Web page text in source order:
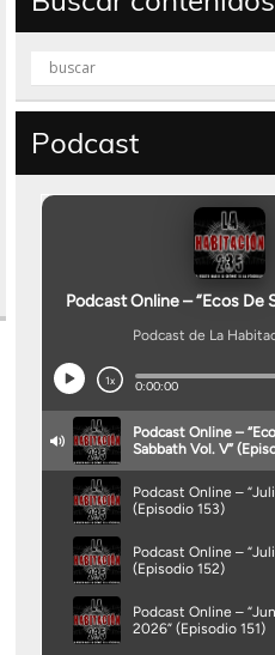
Podcast